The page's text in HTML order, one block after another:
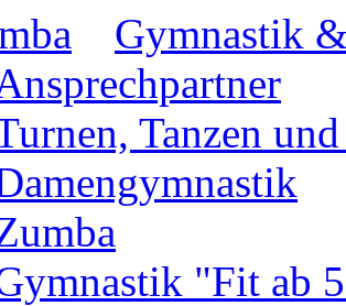
Gymnastik
Tanzen
"Fit ab